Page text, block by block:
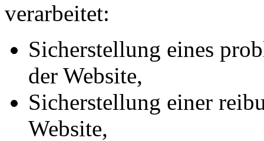
verarbeitet:
Sicherstellung eines
der Website,
Sicherstellung einer
Website,